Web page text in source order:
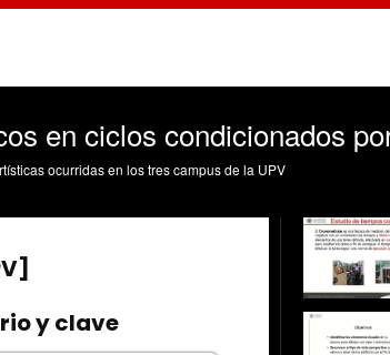
en ciclos condicionados
ocurridas en los tres campus de la UPV